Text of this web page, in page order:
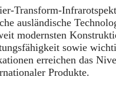
Transform-
ausländische
modernsten
sowie
erreichen das
Produkte.